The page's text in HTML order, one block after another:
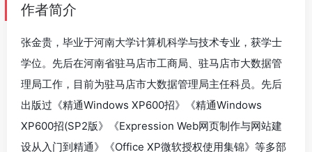
作者简介
张金贵，毕业于河南大学计算机科学与技术专业，获学士
学位。先后在河南省驻马店市工商局、驻马店市大数据管
理局工作，目前为驻马店市大数据管理局主任科员。先后
出版过《精通Windows XP600招》《精通Windows
XP600招(SP2版》《Expression Web网页制作与网站建
设从入门到精通》《Office XP微软授权使用集锦》等多部